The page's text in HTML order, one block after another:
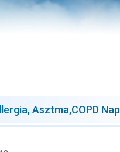
Asztma,COPD Nap